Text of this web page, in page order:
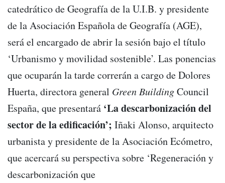
catedrático de Geografía de la U.I.B. y presidente
de la Asociación Española de Geografía (AGE),
será el encargado de abrir la sesión bajo el título
‘Urbanismo y movilidad sostenible’. Las ponencias
que ocuparán la tarde correrán a cargo de Dolores
Huerta, directora general Green BuildingCouncil
España, que presentará ‘La descarbonización del
sector de la edificación’; Iñaki Alonso, arquitecto
urbanista y presidente de la Asociación Ecómetro,
que acercará su perspectiva sobre ‘Regeneración y
descarbonización que